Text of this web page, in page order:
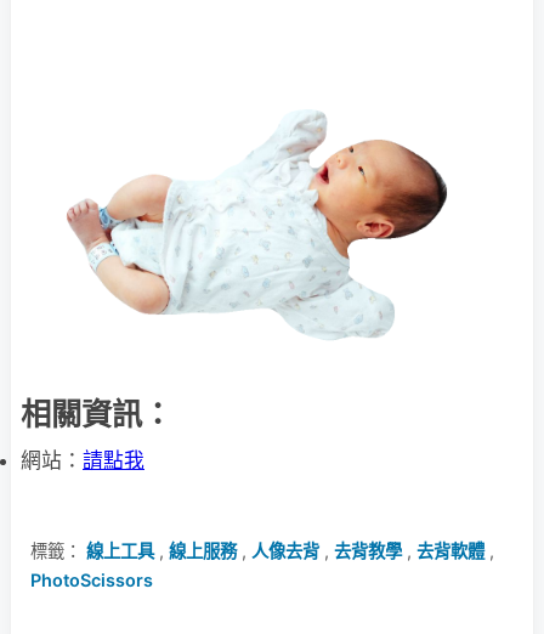
相關資訊：
網站： 請點我
標籤： 線上工具, 線上服務, 人像去背 , 去背教學, 去背軟體,
PhotoScissors